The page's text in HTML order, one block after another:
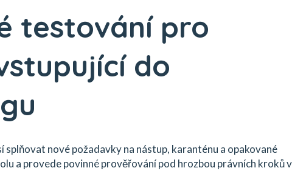
testování pro
do
splňovat nové požadavky na nástup, karanténu a opakované
a provede povinné prověřování pod hrozbou právních kroků v